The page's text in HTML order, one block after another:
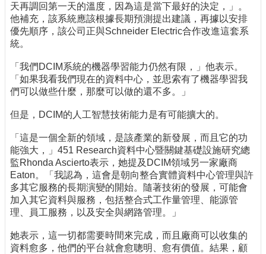
天再調回第一天的溫度，因為這是當下最好的決定，」。
他補充，該系統應該根據長期預測提出建議，再據以安排
優先順序，該公司正與Schneider Electric合作改進這套系
統。
「我們DCIM系統的機器學習能力仍然有限，」他表示。
「如果我看我們現在的資料中心，並思索有了機器學習我
們可以做些什麼，那麼可以做的還不多。」
但是，DCIM的人工智慧技術能力是有可能擴大的。
「這是一個全新的領域，是該產業的新發展，而且它的功
能強大，」451 Research資料中心暨關鍵基礎設施研究總
監Rhonda Ascierto表示，她提及DCIM領域另一家廠商
Eaton。「我認為，這會是朝向整合實體資料中心管理與許
多其它服務的長期演變的開始。隨著技術的發展，可能會
加入其它資料與服務，包括整合式工作量管理、能源管
理、員工服務，以及安全與網路管理。」
她表示，這一切都需要時間來完成，而且廠商可以收集的
資料愈多，他們的平台就會愈聰明、愈有價值。結果，顧